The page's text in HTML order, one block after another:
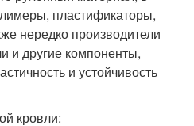
пластификаторы,
нередко производители
и другие компоненты,
и устойчивость
кровли: